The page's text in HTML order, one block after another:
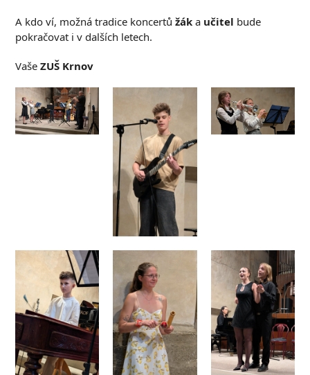
A kdo ví, možná tradice koncertůžák a učitel bude
pokračovat i v dalších letech.
VašeZUŠ Krnov